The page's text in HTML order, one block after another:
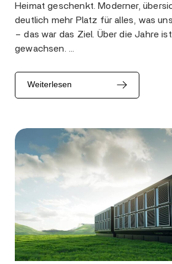
Heimat geschenkt. Moderner,
deutlich mehr Platz für alles, was
– das war das Ziel. Über die Jahre
gewachsen. …
Weiterlesen